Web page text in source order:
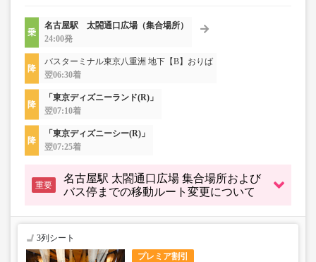
名古屋駅 太閤通口広場（集合場所）
24:00発
バスターミナル東京八重洲 地下【B】おりば
翌06:30着
「東京ディズニーランド(R)」
翌07:10着
「東京ディズニーシー(R)」
翌07:25着
重要
名古屋駅 太閤通口広場 集合場所および
バス停までの移動ルート変更について
プレミア割引
3列シート